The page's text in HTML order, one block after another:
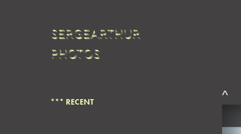
SERGEARTHUR
PHOTOS
*** RECENT
^